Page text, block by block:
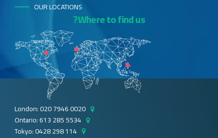
OUR LOCATIONS
Where to find us?
London: 020 7946 0020
Ontario: 613 285 5534
Tokyo: 0428 298 114